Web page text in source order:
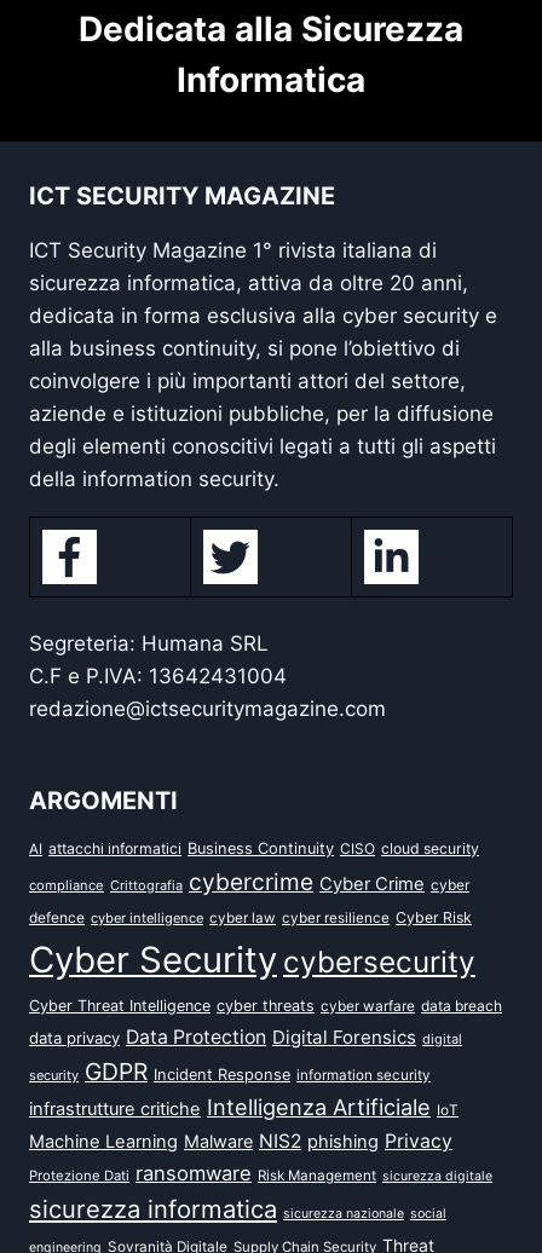
Dedicata alla Sicurezza
Informatica
ICT SECURITY MAGAZINE
ICT Security Magazine 1° rivista italiana di
sicurezza informatica, attiva da oltre 20 anni,
dedicata in forma esclusiva alla cyber security e
alla business continuity, si pone l’obiettivo di
coinvolgere i più importanti attori del settore,
aziende e istituzioni pubbliche, per la diffusione
degli elementi conoscitivi legati a tutti gli aspetti
della information security.
Segreteria: Humana SRL
C.F e P.IVA: 13642431004
redazione@ictsecuritymagazine.com
ARGOMENTI
AI attacchi informatici Business Continuity CISO cloud security
compliance Crittografia cybercrime Cyber Crime cyber
defence cyber intelligence cyber law cyber resilience Cyber Risk
Cyber Security cybersecurity
Cyber Threat Intelligence cyber threats cyber warfare data breach
data privacy Data Protection Digital Forensics digital
security GDPR Incident Response information security
infrastrutture critiche Intelligenza Artificiale IoT
Machine Learning Malware NIS2 phishing Privacy
Protezione Dati ransomware Risk Management sicurezza digitale
sicurezza informatica sicurezza nazionale social
engineering Sovranità Digitale Supply Chain Security Threat